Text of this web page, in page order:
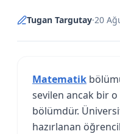
Tugan Targutay·20
Matematik
sevilen ancak bir o
bölümdür.
hazırlanan